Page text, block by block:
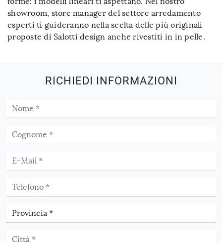
showroom, store manager del settore arredamento
esperti ti guideranno nella scelta delle più originali
proposte di Salotti design anche rivestiti in in pelle.
RICHIEDI INFORMAZIONI